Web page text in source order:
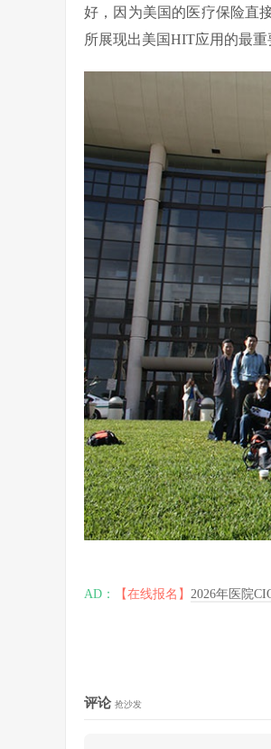
好，因为美国的医疗保险直
所展现出美国HIT应用的最
AD： 【在线报名】 2026年医院
评论 抢沙发